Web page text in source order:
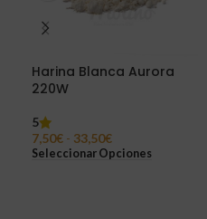
Harina Blanca Aurora
220W
5
7,50€ - 33,50€
Seleccionar Opciones